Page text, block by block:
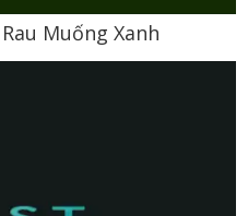
Muống Xanh